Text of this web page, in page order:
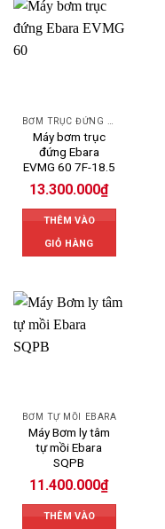
BƠM TRỤC ĐỨNG EBARA
Máy bơm trục
đứng Ebara
EVMG 60 7F-18.5
13.300.000₫
THÊM VÀO
GIỎ HÀNG
BƠM TỰ MỒI EBARA
Máy Bơm ly tâm
tự mồi Ebara
SQPB
11.400.000₫
THÊM VÀO